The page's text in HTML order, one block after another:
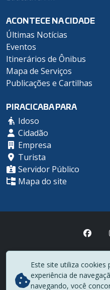
ACONTECE NA CIDADE
Últimas Notícias
Eventos
Itinerários de Ônibus
Mapa de Serviços
Publicações e Cartilhas
PIRACICABA PARA
Idoso
Cidadão
Empresa
Turista
Servidor Público
Mapa do site
(19)
Rua Antônio Corrêa
Este site utiliza cookies
experiência de
navegando, você